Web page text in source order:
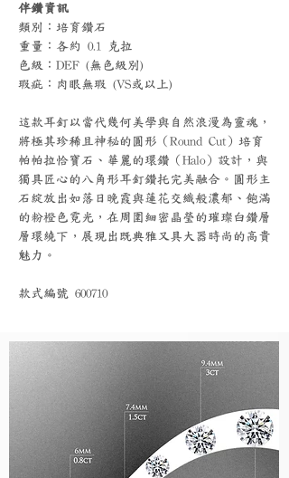
伴鑽資訊
類別：培育鑽石
重量：各約 0.1 克拉
色級：DEF (無色級別)
瑕疵：肉眼無瑕 (VS或以上)
這款耳釘以當代幾何美學與自然浪漫為靈魂，
將極其珍稀且神秘的圓形（Round Cut）培育
帕帕拉恰寶石、華麗的環鑽（Halo）設計，與
獨具匠心的八角形耳釘鑽托完美融合。圓形主
石綻放出如落日晚霞與蓮花交織般濃郁、飽滿
的粉橙色霓光，在周圍細密晶瑩的璀璨白鑽層
層環繞下，展現出既典雅又具大器時尚的高貴
魅力。
款式編號 600710